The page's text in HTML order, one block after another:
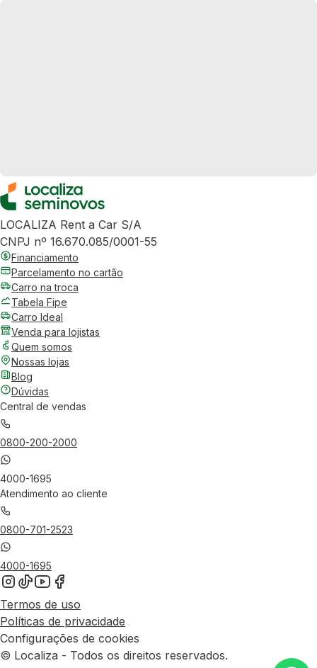
LOCALIZA Rent a Car S/A
CNPJ nº 16.670.085/0001-55
Financiamento
Parcelamento no cartão
Carro na troca
Tabela Fipe
Carro Ideal
Venda para lojistas
Quem somos
Nossas lojas
Blog
Dúvidas
Central de vendas
0800-200-2000
4000-1695
Atendimento ao cliente
0800-701-2523
4000-1695
Termos de uso
Políticas de privacidade
Configurações de cookies
© Localiza - Todos os direitos reservados.